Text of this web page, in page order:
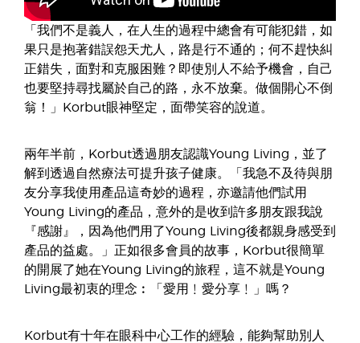
「我們不是義人，在人生的過程中總會有可能犯錯，如
果只是抱著錯誤怨天尤人，路是行不通的；何不趕快糾
正錯失，面對和克服困難？即使別人不給予機會，自己
也要堅持尋找屬於自己的路，永不放棄。做個開心不倒
翁！」Korbut眼神堅定，面帶笑容的說道。
兩年半前，Korbut透過朋友認識Young Living，並了
解到透過自然療法可提升孩子健康。「我急不及待與朋
友分享我使用產品這奇妙的過程，亦邀請他們試用
Young Living的產品，意外的是收到許多朋友跟我說
『感謝』，因為他們用了Young Living後都親身感受到
產品的益處。」正如很多會員的故事，Korbut很簡單
的開展了她在Young Living的旅程，這不就是Young
Living最初衷的理念︰「愛用﹗愛分享﹗」嗎？
Korbut有十年在眼科中心工作的經驗，能夠幫助別人